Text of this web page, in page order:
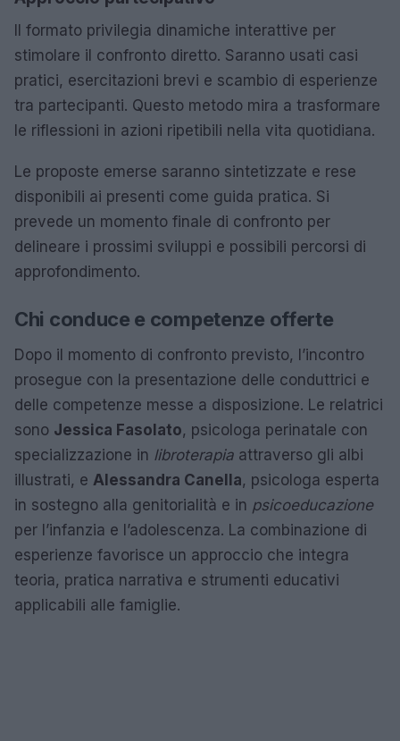
Il formato privilegia dinamiche interattive per
stimolare il confronto diretto. Saranno usati casi
pratici, esercitazioni brevi e scambio di esperienze
tra partecipanti. Questo metodo mira a trasformare
le riflessioni in azioni ripetibili nella vita quotidiana.
Le proposte emerse saranno sintetizzate e rese
disponibili ai presenti come guida pratica. Si
prevede un momento finale di confronto per
delineare i prossimi sviluppi e possibili percorsi di
approfondimento.
Chi conduce e competenze offerte
Dopo il momento di confronto previsto, l’incontro
prosegue con la presentazione delle conduttrici e
delle competenze messe a disposizione. Le relatrici
sono Jessica Fasolato, psicologa perinatale con
specializzazione in libroterapia attraverso gli albi
illustrati, e Alessandra Canella, psicologa esperta
in sostegno alla genitorialità e in psicoeducazione
per l’infanzia e l’adolescenza. La combinazione di
esperienze favorisce un approccio che integra
teoria, pratica narrativa e strumenti educativi
applicabili alle famiglie.